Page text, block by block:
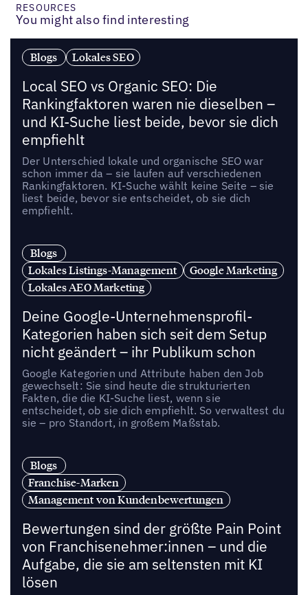
RESOURCES
You might also find interesting
Blogs Lokales SEO
Local SEO vs Organic SEO: Die
Rankingfaktoren waren nie dieselben –
und KI-Suche liest beide, bevor sie dich
empfiehlt
Der Unterschied lokale und organische SEO war
schon immer da – sie laufen auf verschiedenen
Rankingfaktoren. KI-Suche wählt keine Seite – sie
liest beide, bevor sie entscheidet, ob sie dich
empfiehlt.
Blogs
Lokales Listings-Management
Google Marketing
Lokales AEO Marketing
Deine Google-Unternehmensprofil-
Kategorien haben sich seit dem Setup
nicht geändert – ihr Publikum schon
Google Kategorien und Attribute haben den Job
gewechselt: Sie sind heute die strukturierten
Fakten, die die KI-Suche liest, wenn sie
entscheidet, ob sie dich empfiehlt. So verwaltest du
sie – pro Standort, in großem Maßstab.
Blogs
Franchise-Marken
Management von Kundenbewertungen
Bewertungen sind der größte Pain Point
von Franchisenehmer:innen – und die
Aufgabe, die sie am seltensten mit KI
lösen